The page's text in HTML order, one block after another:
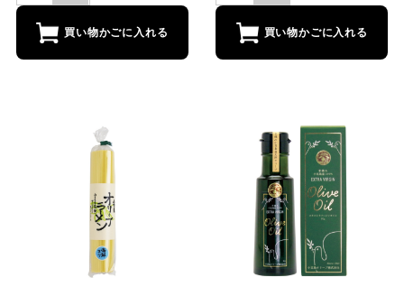
買い物かごに入れる 買い物かごに入れる